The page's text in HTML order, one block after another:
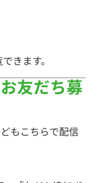
きます。
友だち募
もこちらで配信